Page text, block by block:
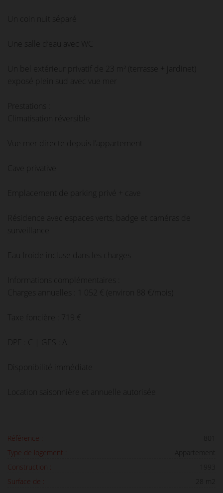
Un coin nuit séparé
Une salle d’eau avec WC
Un bel extérieur privatif de 23 m² (terrasse + jardinet)
exposé plein sud avec vue mer
Prestations :
Climatisation réversible
Vue mer directe depuis l’appartement
Cave privative
Emplacement de parking privé + cave
Résidence avec espaces verts, badge et caméras de
surveillance
Eau froide incluse dans les charges
Informations complémentaires :
Charges annuelles : 1 052 € (environ 88 €/mois)
Taxe foncière : 719 €
Disponibilité immédiate
Location saisonnière et annuelle autorisée
Référence :
Type de logement :
Construction :
Surface de :